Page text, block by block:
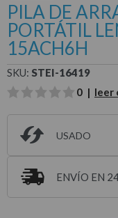
PILA DE
PORTÁTIL
15ACH6H
SKU: STEI-16419
0 | leer
USADO
ENVÍO EN